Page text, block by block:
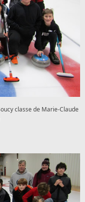
classe de Marie-Claude